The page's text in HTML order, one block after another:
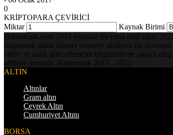
0
KRİPTOPARA ÇEVİRİCİ
Miktar
Kaynak Birimi
Habermark.com 2015 yılından bu yana aktif olan,
ulaştırmak adına hizmet vermeyi sürdüren bir
video ve anlık güncellemeler bilgilendirme amaçlı
affiliate üyesidir. Habermark 2015 - 2022
ALTIN
Altınlar
Gram altın
Çeyrek Altın
Cumhuriyet Altını
BORSA